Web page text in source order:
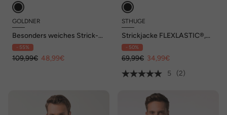
GOLDNER
Besonders weiches Strick-
Twinset
- 55%
109,99€ 48,99€
STHUGE
Strickjacke FLEXLASTIC®,
Stehkragen, Rückenmotiv,
bis 8 XL
- 50%
69,99€ 34,99€
5
(2)